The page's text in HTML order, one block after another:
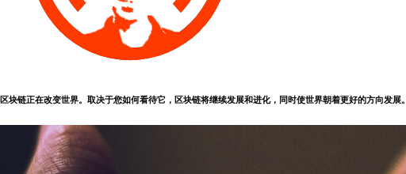
区块链正在改变世界。取决于您如何看待它，区块链将继续发展和进化，同时使世界朝着更好的方向发展。